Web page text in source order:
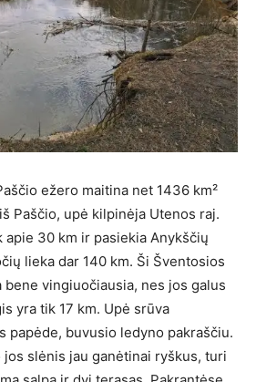
ežero maitina net 1436 km²
Paščio, upė kilpinėja Utenos raj.
30 km ir pasiekia Anykščių
lieka dar 140 km. Ši Šventosios
vingiuočiausia, nes jos galus
yra tik 17 km. Upė srūva
papėde, buvusio ledyno pakraščiu.
jos slėnis jau ganėtinai ryškus, turi